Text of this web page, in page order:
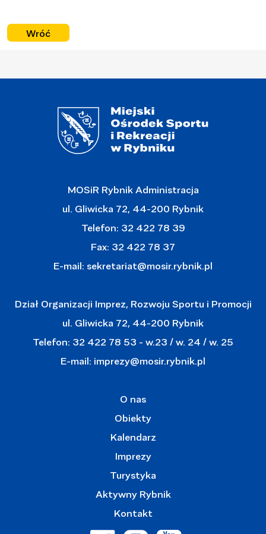
Wróć
MOSiR Rybnik Administracja
ul. Gliwicka 72, 44-200 Rybnik
Telefon: 32 422 78 39
Fax: 32 422 78 37
E-mail: sekretariat@mosir.rybnik.pl
Dział Organizacji Imprez, Rozwoju Sportu i Promocji
ul. Gliwicka 72, 44-200 Rybnik
Telefon: 32 422 78 53 - w.23 / w. 24 / w. 25
E-mail: imprezy@mosir.rybnik.pl
O nas
Obiekty
Kalendarz
Imprezy
Turystyka
Aktywny Rybnik
Kontakt